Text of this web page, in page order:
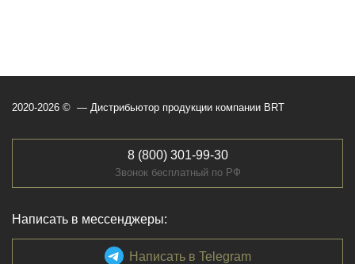
2020-2026 © — Дистрибьютор продукции компании BRT
8 (800) 301-99-30
Звонок бесплатный по РФ
Написать в мессенджеры:
Написать в Telegram